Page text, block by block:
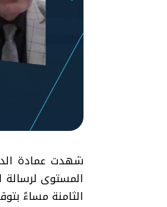
المستوى لرسالة
الثامنة مساءً